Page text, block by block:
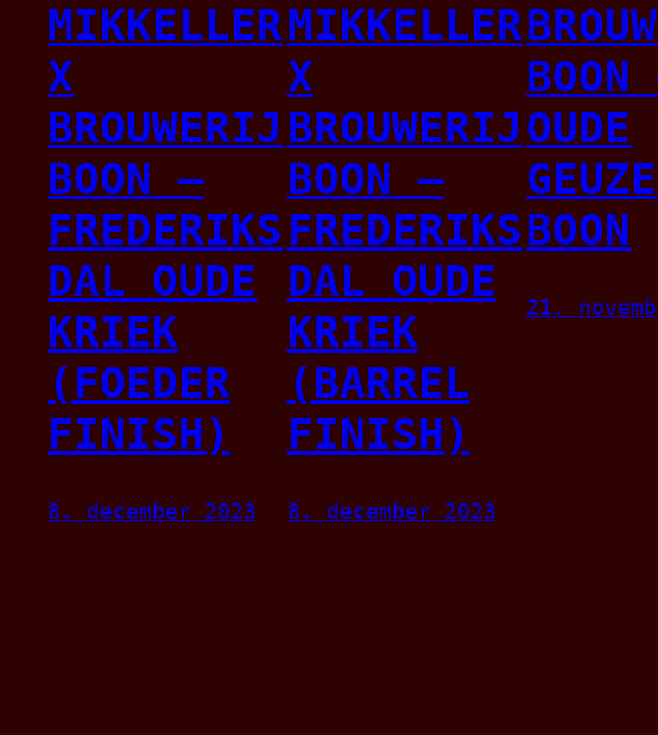
MIKKELLER
X
BROUWERIJ
BOON –
FREDERIKS
DAL OUDE
KRIEK
(FOEDER
FINISH)
8. december 2023
MIKKELLER
X
BROUWERIJ
BOON –
FREDERIKS
DAL OUDE
KRIEK
(BARREL
FINISH)
8. december 2023
OUDE
GEUZE
BOON
21.